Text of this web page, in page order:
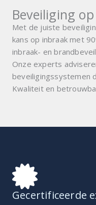
Beveiliging
Met de juiste
kans op inbraak met
inbraak- en
Onze experts
beveiligingssystemen
Kwaliteit en
Gecertificeerde